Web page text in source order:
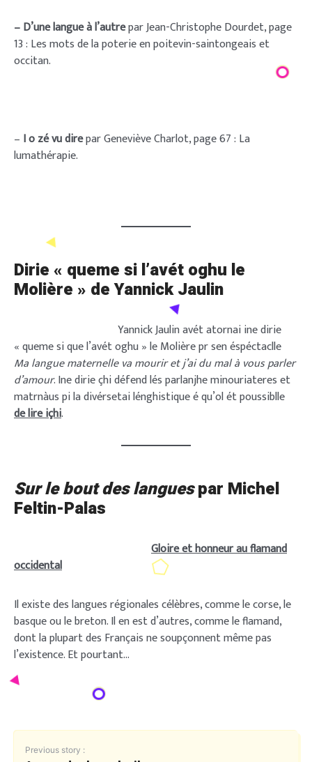
– D’une langue à l’autrepar Jean-Christophe Dourdet, page
13 : Les mots de la poterie en poitevin-saintongeais et
occitan.
– I o zé vu direpar Geneviève Charlot, page 67 : La
lumathérapie.
Dirie « queme si l’avét oghu le
Molière » de Yannick Jaulin
Yannick Jaulin avét atornai ine dirie
« queme si que l’avét oghu » le Molière pr sen éspéctaclle
Ma langue maternelle va mourir et j’ai du mal à vous parler
d’amour. Ine dirie çhi défend lés parlanjhe minouriateres et
matrnàus pi la divérsetai lénghistique é qu’ol ét poussiblle
de lire içhi.
Sur le bout des languespar Michel
Feltin-Palas
Gloire et honneur au flamand
occidental
Il existe des langues régionales célèbres, comme le corse, le
basque ou le breton. Il en est d’autres, comme le flamand,
dont la plupart des Français ne soupçonnent même pas
l’existence. Et pourtant…
Previous story :